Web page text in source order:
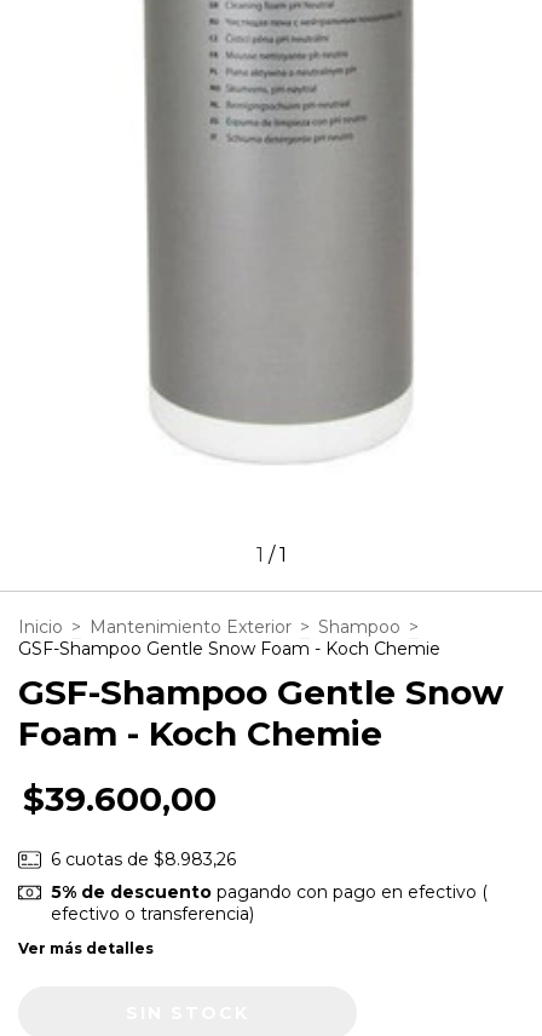
1 /1
Inicio > Mantenimiento Exterior > Shampoo >
GSF-Shampoo Gentle Snow Foam - Koch Chemie
GSF-Shampoo Gentle Snow
Foam - Koch Chemie
$39.600,00
6 cuotas de $8.983,26
5% de descuentopagando con pago en efectivo (
efectivo o transferencia)
Ver más detalles